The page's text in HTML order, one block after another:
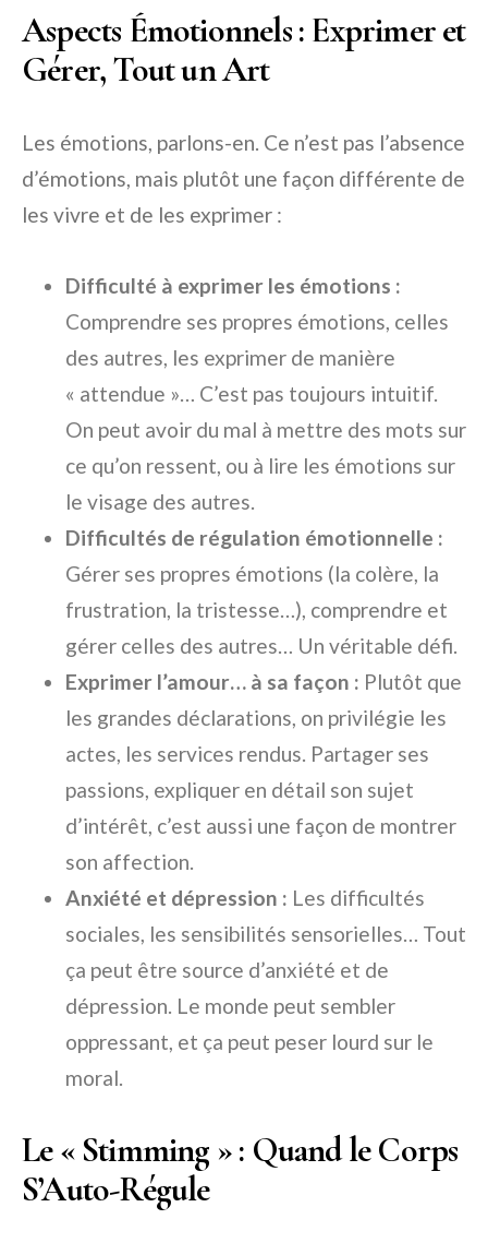
Aspects Émotionnels : Exprimer et
Gérer, Tout un Art
Les émotions, parlons-en. Ce n’est pas l’absence
d’émotions, mais plutôt une façon différente de
les vivre et de les exprimer :
Difficulté à exprimer les émotions :
Comprendre ses propres émotions, celles
des autres, les exprimer de manière
« attendue »… C’est pas toujours intuitif.
On peut avoir du mal à mettre des mots sur
ce qu’on ressent, ou à lire les émotions sur
le visage des autres.
Difficultés de régulation émotionnelle :
Gérer ses propres émotions (la colère, la
frustration, la tristesse…), comprendre et
gérer celles des autres… Un véritable défi.
Exprimer l’amour… à sa façon : Plutôt que
les grandes déclarations, on privilégie les
actes, les services rendus. Partager ses
passions, expliquer en détail son sujet
d’intérêt, c’est aussi une façon de montrer
son affection.
Anxiété et dépression : Les difficultés
sociales, les sensibilités sensorielles… Tout
ça peut être source d’anxiété et de
dépression. Le monde peut sembler
oppressant, et ça peut peser lourd sur le
moral.
Le « Stimming » : Quand le Corps
S’Auto-Régule